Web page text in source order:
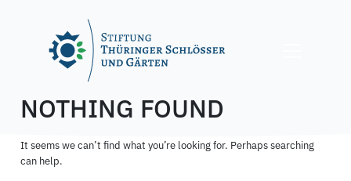
NOTHING FOUND
It seems we can’t find what you’re looking for. Perhaps searching
can help.